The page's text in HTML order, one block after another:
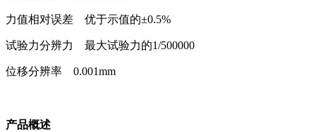
力值相对误差 优于示值的±0.5%
试验力分辨力 最大试验力的1/500000
位移分辨率 0.001mm
产品概述